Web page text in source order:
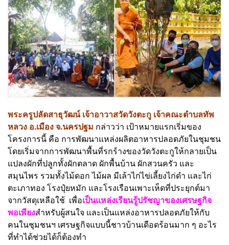
พระครูปลัดสาธุวัฒน์ เจ้าอาวาสวัดวังตะกู เจ้าคณะตำบลทัพ
หลวง อ.เมือง จ.นครปฐม กล่าวว่า เป้าหมายแรกเริ่มของ
โครงการนี้ คือ การพัฒนาแหล่งผลิตอาหารปลอดภัยในชุมชน
โดยเริ่มจากการพัฒนาพื้นที่รกร้างของวัดวังตะกูให้กลายเป็น
แปลงผักที่ปลูกทั้งผักตลาด ผักพื้นบ้าน ผักสวนครัว และ
สมุนไพร รวมทั้งไม้ดอก ไม้ผล มีเล้าไก่ไข่เลี้ยงไก่ดำ และไก่
ตะเภาทอง โรงปุ๋ยหมัก และโรงเรือนเพาะเห็ดที่ประยุกต์มา
จากวัสดุเหลือใช้ เพื่อเป็นแหล่งเรียนรู้ปรัชญาของเศรษฐกิจ
พอเพียงสำหรับผู้สนใจ และเป็นแหล่งอาหารปลอดภัยให้กับ
คนในชุมชนฯ เศรษฐกิจแบบนี้ชาวบ้านเดือดร้อนมาก ๆ อะไร
ที่ทำได้ช่วยได้ก็ต้องทำ